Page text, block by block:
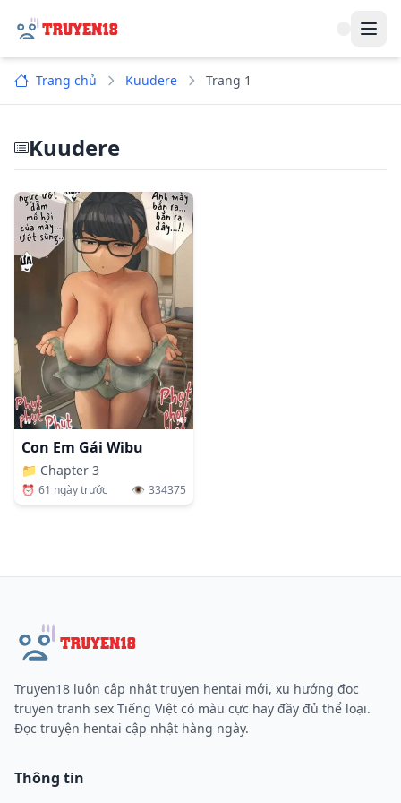
Trang chủ Kuudere Trang 1
Kuudere
Con Em Gái Wibu
📁 Chapter 3
⏰ 61 ngày trước 👁️ 334375
Truyen18 luôn cập nhật truyen hentai mới, xu hướng đọc
truyen tranh sex Tiếng Việt có màu cực hay đầy đủ thể loại.
Đọc truyện hentai cập nhật hàng ngày.
Thông tin